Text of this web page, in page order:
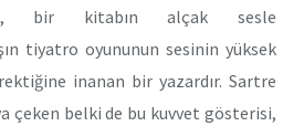
bir kitabın alçak sesle
tiyatro oyununun sesinin yüksek
inanan bir yazardır. Sartre
çeken belki de bu kuvvet gösterisi,